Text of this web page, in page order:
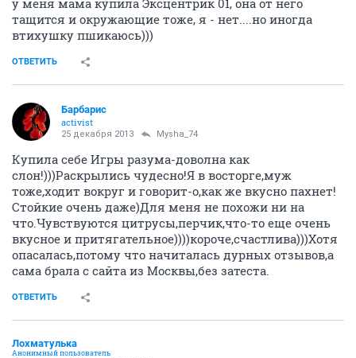
у меня мама купила Эксцентрик 01, она от него
тащится и окружающие тоже, я - нет....но иногда
втихушку пшикаюсь)))
ОТВЕТИТЬ
Барбарис
activist
25 декабря 2013 Mysha_74
Купила себе Игры разума-доволна как
слон!)))Раскрылись чудесно!Я в восторге,муж
тоже,ходит вокруг и говорит-о,как же вкусно пахнет!
Стойкие очень даже)Для меня не похожи ни на
что.Чувствуются цитрусы,перчик,что-то еще очень
вкусное и притягательное))))короче,счастлива)))Хотя
опасалась,потому что начиталась дурных отзывов,а
сама брала с сайта из Москвы,без затеста.
ОТВЕТИТЬ
Лохматулька
Анонимный пользователь